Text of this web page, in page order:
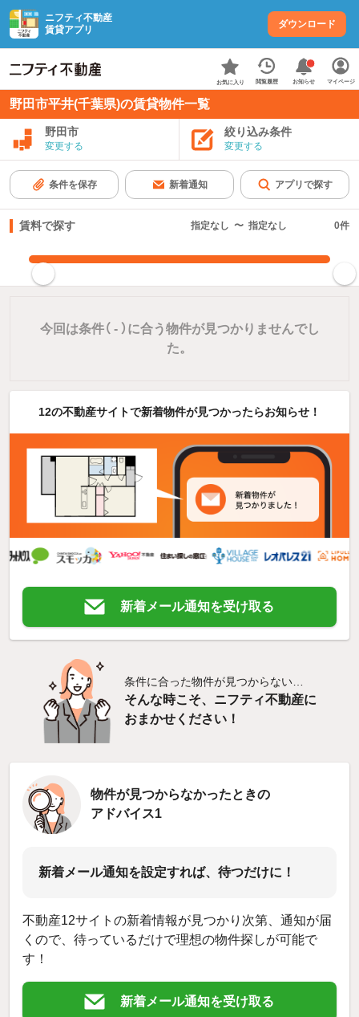
ニフティ不動産
賃貸アプリ
ダウンロード
お気に入り 閲覧履歴 お知らせ マイページ
野田市平井(千葉県)の賃貸物件一覧
野田市
変更する
絞り込み条件
変更する
条件を保存 新着通知 アプリで探す
賃料で探す 指定なし 〜 指定なし 0件
今回は条件（ -）に合う物件が見つかりませんでし
た。
12の不動産サイトで新着物件が見つかったらお知らせ！
新着メール通知を受け取る
条件に合った物件が見つからない…
そんな時こそ、ニフティ不動産に
おまかせください！
物件が見つからなかったときの
アドバイス1
新着メール通知を設定すれば、待つだけに！
不動産12サイトの新着情報が見つかり次第、通知が届
くので、待っているだけで理想の物件探しが可能で
す！
新着メール通知を受け取る